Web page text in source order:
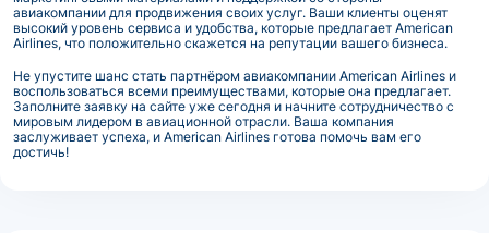
авиакомпании для продвижения своих услуг. Ваши клиенты оценят
высокий уровень сервиса и удобства, которые предлагает American
Airlines, что положительно скажется на репутации вашего бизнеса.
Не упустите шанс стать партнёром авиакомпании American Airlines и
воспользоваться всеми преимуществами, которые она предлагает.
Заполните заявку на сайте уже сегодня и начните сотрудничество с
мировым лидером в авиационной отрасли. Ваша компания
заслуживает успеха, и American Airlines готова помочь вам его
достичь!